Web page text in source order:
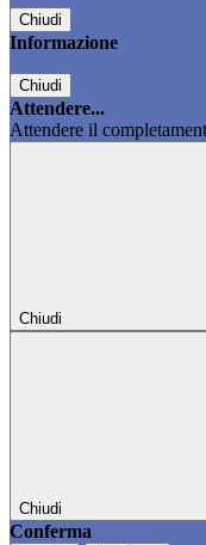
Chiudi
Informazione
Chiudi
Attendere...
Attendere il
Chiudi
Chiudi
Conferma